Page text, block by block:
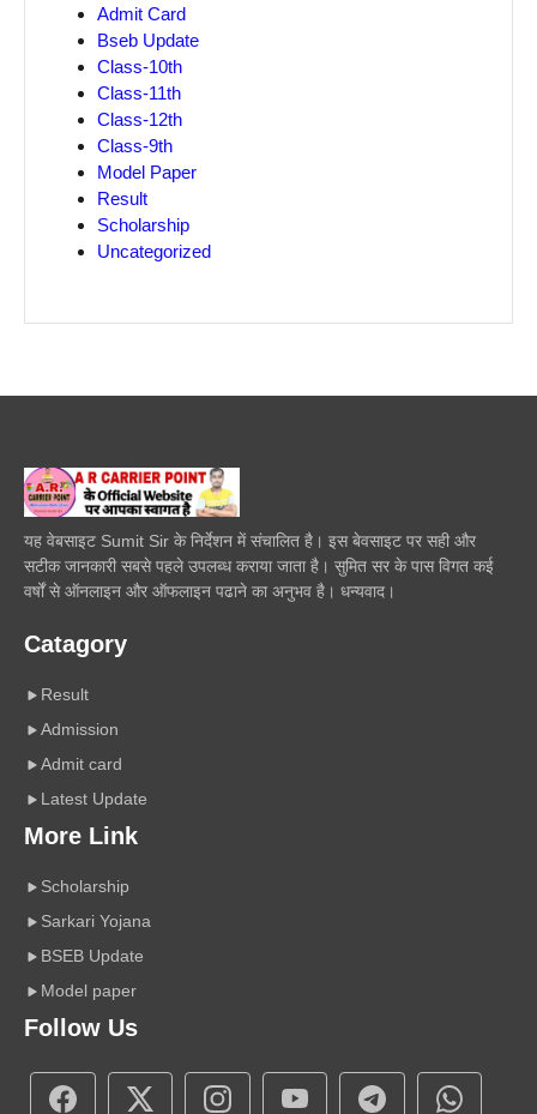
Admit Card
Bseb Update
Class-10th
Class-11th
Class-12th
Class-9th
Model Paper
Result
Scholarship
Uncategorized
यह वेबसाइट Sumit Sir के निर्देशन में संचालित है। इस बेवसाइट पर सही और
सटीक जानकारी सबसे पहले उपलब्ध कराया जाता है। सुमित सर के पास विगत कई
वर्षों से ऑनलाइन और ऑफलाइन पढाने का अनुभव है। धन्यवाद।
Catagory
Result
Admission
Admit card
Latest Update
More Link
Scholarship
Sarkari Yojana
BSEB Update
Model paper
Follow Us